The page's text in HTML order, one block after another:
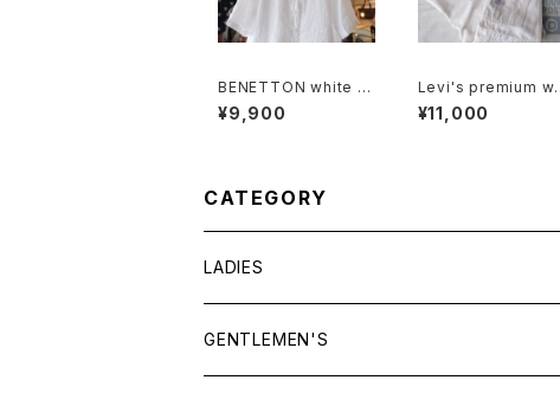
BENETTON white p
ure linen S/S Shirt
¥9,900
Levi's premium
e Shortalls
¥11,000
CATEGORY
LADIES
TOPS
GENTLEMEN'S